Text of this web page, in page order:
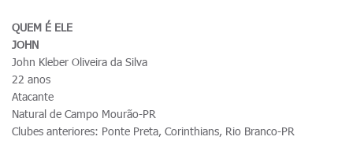
QUEM É ELE
JOHN
John Kleber Oliveira da Silva
22 anos
Atacante
Natural de Campo Mourão-PR
Clubes anteriores: Ponte Preta, Corinthians, Rio Branco-PR